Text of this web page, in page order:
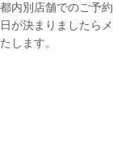
内別店舗でのご予約
が決まりましたらメ
します。